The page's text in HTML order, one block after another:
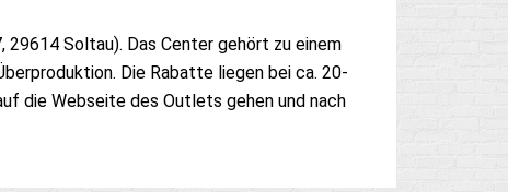
Soltau). Das Center gehört zu einem
Die Rabatte liegen bei ca. 20-
die Webseite des Outlets gehen und nach